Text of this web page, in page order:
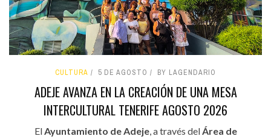
CULTURA 5 DE AGOSTO BY LAGENDARIO
ADEJE AVANZA EN LA CREACIÓN DE UNA MESA
INTERCULTURAL TENERIFE AGOSTO 2026
ElAyuntamiento de Adeje, a través delÁrea de